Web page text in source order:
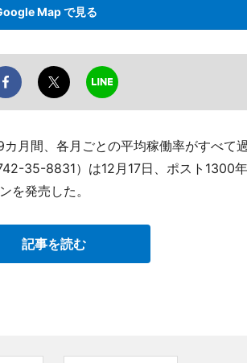
Map で見る
月間、各月ごとの平均稼働率がすべて
35-8831）は12月17日、ポスト1300
を発売した。
記事を読む